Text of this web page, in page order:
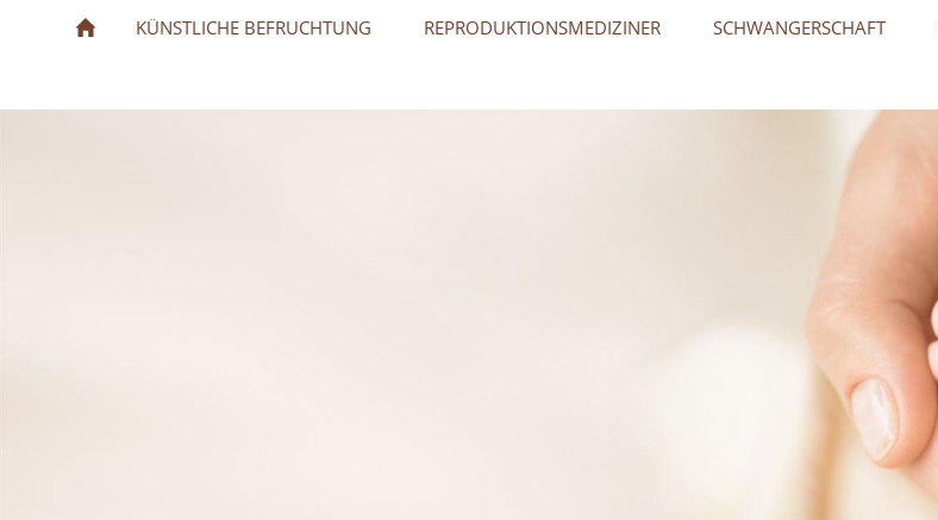
KÜNSTLICHE BEFRUCHTUNG REPRODUKTIONSMEDIZINER SCHWANGERSCHAFT